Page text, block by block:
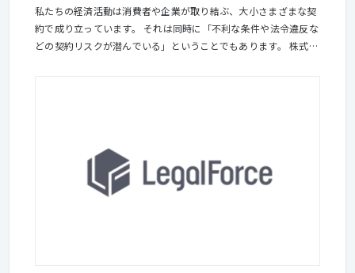
私たちの経済活動は消費者や企業が取り結ぶ、大小さまざまな契
約で成り立っています。 それは同時に「不利な条件や法令違反な
どの契約リスクが潜んでいる」ということでもあります。 株式会
ミッションに照らして、常に社のあるべき姿を考え、より高みを
目指していく。このために互いを巻き込み、力を合わせよう。
各々が自らの役割を最大限まで広げ、全力を尽くそう。 ・プロフ